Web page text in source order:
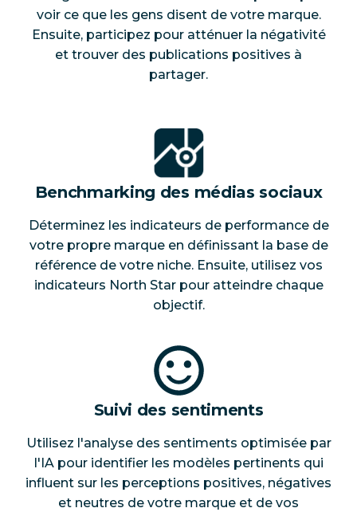
voir ce que les gens disent de votre marque.
Ensuite, participez pour atténuer la négativité
et trouver des publications positives à
partager.
Benchmarking des médias sociaux
Déterminez les indicateurs de performance de
votre propre marque en définissant la base de
référence de votre niche. Ensuite, utilisez vos
indicateurs North Star pour atteindre chaque
objectif.
Suivi des sentiments
Utilisez l'analyse des sentiments optimisée par
l'IA pour identifier les modèles pertinents qui
influent sur les perceptions positives, négatives
et neutres de votre marque et de vos